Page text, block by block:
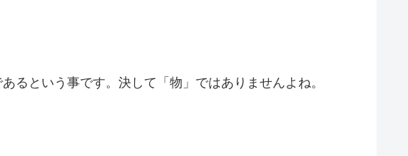
るという事です。決して「物」ではありませんよね。